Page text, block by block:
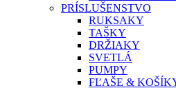
PRÍSLUŠENSTVO
RUKSAKY
TAŠKY
DRŽIAKY
SVETLÁ
PUMPY
FĽAŠE &